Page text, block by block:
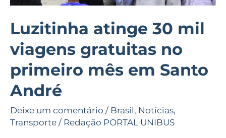
Luzitinha atinge 30 mil
viagens gratuitas no
primeiro mês em Santo
André
Deixe um comentário / Brasil, Notícias,
Transporte / Redação PORTAL UNIBUS
Santo